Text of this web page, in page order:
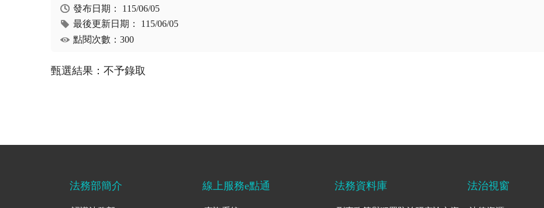
發布日期： 115/06/05
最後更新日期： 115/06/05
點閱次數：300
甄選結果：不予錄取
法務部簡介 線上服務e點通 法務資料庫 法治視窗